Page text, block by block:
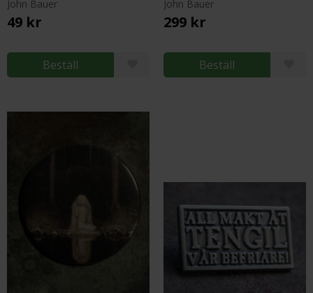
John Bauer
49 kr
Beställ
John Bauer
299 kr
Beställ